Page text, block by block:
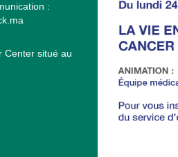
:
Center situé au